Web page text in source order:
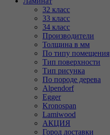
32 класс
33 класс
34 класс
Производители
Толщина в мм
По типу помещения
Тип поверхности
Тип рисунка
По породе дерева
Alpendorf
Egger
Kronospan
Lamiwood
АКЦИЯ
Город доставки